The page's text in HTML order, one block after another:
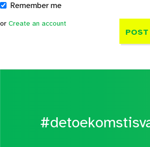
Remember me
or Create an account